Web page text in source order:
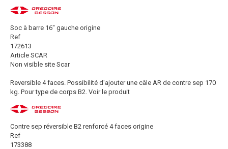
Soc à barre 16'' gauche origine
Ref
172613
Article SCAR
Non visible site Scar
Reversible 4 faces. Possibilité d'ajouter une câle AR de contre sep 170
kg. Pour type de corps B2. Voir le produit
Contre sep réversible B2 renforcé 4 faces origine
Ref
173388